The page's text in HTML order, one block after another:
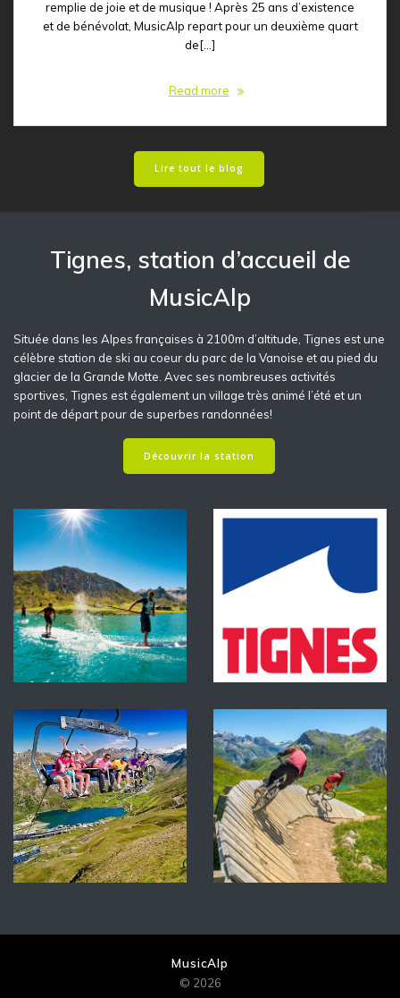
remplie de joie et de musique ! Après 25 ans d’existence
et de bénévolat, MusicAlp repart pour un deuxième quart
de[…]
Read more
Lire tout le blog
Tignes, station d’accueil de
MusicAlp
Située dans les Alpes françaises à 2100m d’altitude, Tignes est une
célèbre station de ski au coeur du parc de la Vanoise et au pied du
glacier de la Grande Motte. Avec ses nombreuses activités
sportives, Tignes est également un village très animé l’été et un
point de départ pour de superbes randonnées!
Découvrir la station
MusicAlp
© 2026